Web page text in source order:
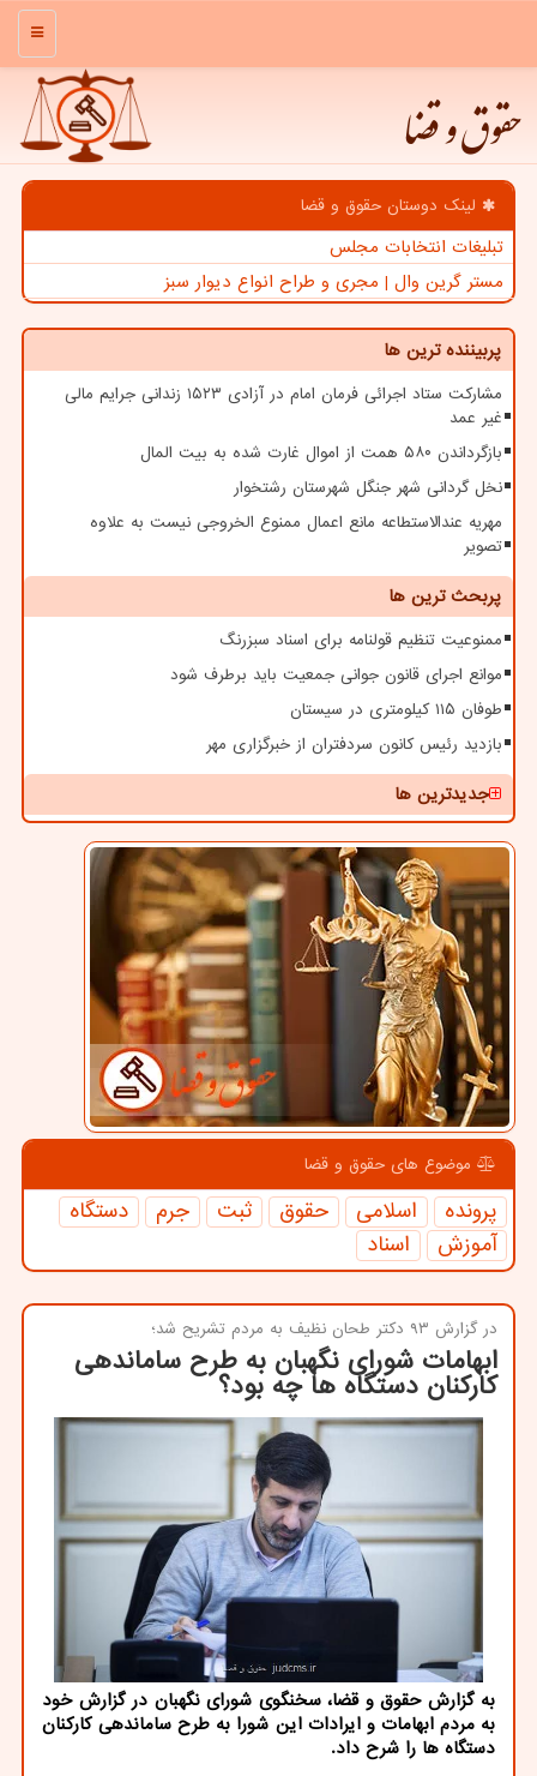
منو
حقوق و قضا
لینک دوستان حقوق و قضا
تبلیغات انتخابات مجلس
مستر گرین وال | مجری و طراح انواع دیوار سبز
پربیننده ترین ها
مشارکت ستاد اجرائی فرمان امام در آزادی ۱۵۲۳ زندانی جرایم مالی
غیر عمد
بازگرداندن ۵۸۰ همت از اموال غارت شده به بیت المال
نخل گردانی شهر جنگل شهرستان رشتخوار
مهریه عندالاستطاعه مانع اعمال ممنوع الخروجی نیست به علاوه
تصویر
پربحث ترین ها
ممنوعیت تنظیم قولنامه برای اسناد سبزرنگ
موانع اجرای قانون جوانی جمعیت باید برطرف شود
طوفان ۱۱۵ کیلومتری در سیستان
بازدید رئیس کانون سردفتران از خبرگزاری مهر
جدیدترین ها
موضوع های حقوق و قضا
پرونده اسلامی حقوق ثبت جرم
دستگاه
آموزش
اسناد
در گزارش ۹۳ دكتر طحان نظیف به مردم تشریح شد؛
ابهامات شورای نگهبان به طرح ساماندهی
کارکنان دستگاه ها چه بود؟
به گزارش حقوق و قضا، سخنگوی شورای نگهبان در گزارش خود
به مردم ابهامات و ایرادات این شورا به طرح ساماندهی کارکنان
دستگاه ها را شرح داد.